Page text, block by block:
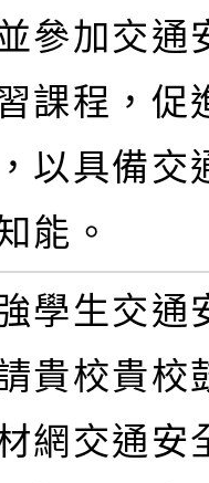
參加交通
課程，促
以具備交
能。
學生交通
貴校貴校
網交通安